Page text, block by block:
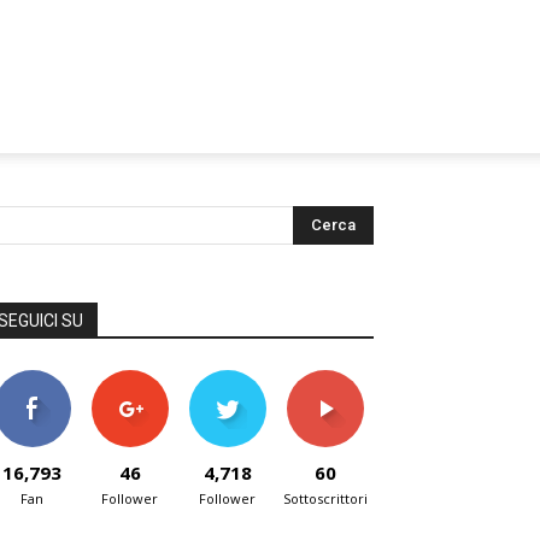
SU
16,793
Fan
46
Follower
4,718
Follower
60
Sottoscrittori